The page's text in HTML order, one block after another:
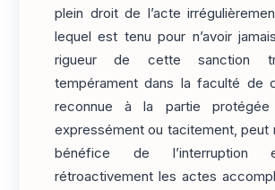
plein droit de l’acte
lequel est tenu pour n’avoir
rigueur de cette sanction
tempérament dans la faculté de
reconnue à la partie
expressément ou tacitement, peut
bénéfice de l’interruption
rétroactivement les actes